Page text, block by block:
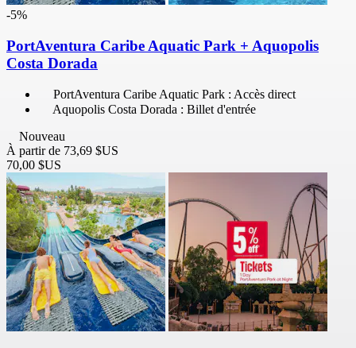
-5%
PortAventura Caribe Aquatic Park + Aquopolis
Costa Dorada
PortAventura Caribe Aquatic Park : Accès direct
Aquopolis Costa Dorada : Billet d'entrée
Nouveau
À partir de 73,69 $US
70,00 $US